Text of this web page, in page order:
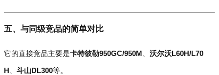
五、与同级竞品的简单对比
它的直接竞品主要是卡特彼勒950GC/950M 沃尔沃L60H/L70
H 斗山DL300等。